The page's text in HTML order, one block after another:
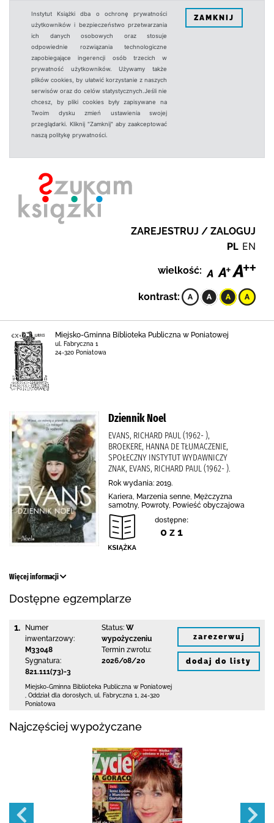
Instytut Książki dba o ochronę prywatności
użytkowników i bezpieczeństwo przetwarzania
ich danych osobowych oraz stosuje
odpowiednie rozwiązania technologiczne
zapobiegające ingerencji osób trzecich w
prywatność użytkowników. Używamy także
plików cookies, by ułatwić korzystanie z naszych
serwisów oraz do celów statystycznych.Jeśli nie
chcesz, by pliki cookies były zapisywane na
Twoim dysku zmień ustawienia swojej
przeglądarki. Kliknij "Zamknij" aby zaakceptować
naszą politykę prywatności.
ZAMKNIJ
ZAREJESTRUJ / ZALOGUJ
PL EN
wielkość:
kontrast:
Miejsko-Gminna Biblioteka Publiczna w Poniatowej
ul. Fabryczna 1
24-320 Poniatowa
Dziennik Noel
EVANS, RICHARD PAUL (1962- ),
BROEKERE, HANNA DE TŁUMACZENIE,
SPOŁECZNY INSTYTUT WYDAWNICZY
ZNAK, EVANS, RICHARD PAUL (1962- ).
Rok wydania: 2019.
Kariera, Marzenia senne, Mężczyzna
samotny, Powroty, Powieść obyczajowa
dostępne:
0 z 1
Więcej informacji
Dostępne egzemplarze
1.
Numer
inwentarzowy:
M33048
Sygnatura:
821.111(73)-3
Status: W
wypożyczeniu
Termin zwrotu:
2026/08/20
Miejsko-Gminna Biblioteka Publiczna w Poniatowej
Oddział dla dorosłych, ul. Fabryczna 1
24-320
Poniatowa
zarezerwuj
dodaj do listy
Najczęściej wypożyczane